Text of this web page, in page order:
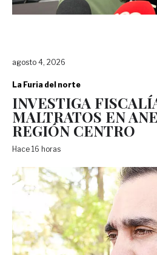
agosto 4, 2026
La Furia del norte
INVESTIGA
MALTRATOS EN
REGIÓN CENTRO
Hace 16 horas